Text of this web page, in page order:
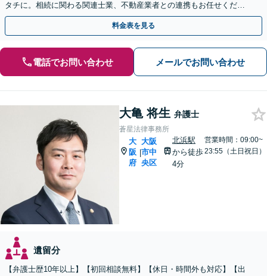
タチに。相続に関わる関連士業、不動産業者との連携もお任せくださ
い。難しい法律用語の使用を避け、分かりやすく説明します
料金表を見る
電話でお問い合わせ メールでお問い合わせ
大亀 将生 弁護士
蒼星法律事務所
大
阪
府
|
大阪
市中
央区
北浜駅
から徒歩
4分
営業時間：09:00~
23:55（土日祝日）
遺留分
【弁護士歴10年以上】【初回相談無料】【休日・時間外も対応】【出